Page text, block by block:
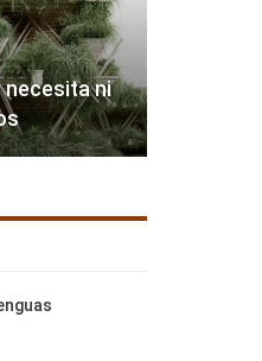
necesita ni